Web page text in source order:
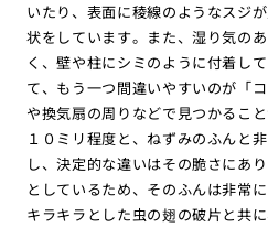
いたり、表面に稜線のようなスジ
状をしています。また、湿り気の
く、壁や柱にシミのように付着し
て、もう一つ間違いやすいのが「
や換気扇の周りなどで見つかるこ
１０ミリ程度と、ねずみのふんと
し、決定的な違いはその脆さにあ
としているため、そのふんは非常
キラキラとした虫の翅の破片と共